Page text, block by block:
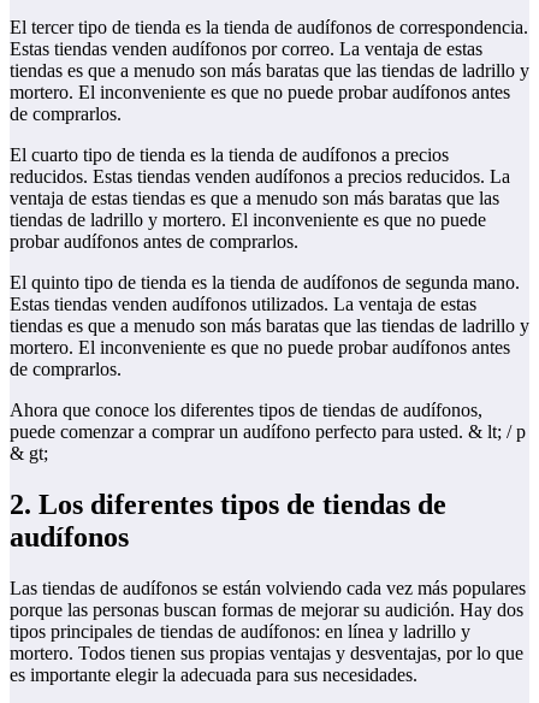
El tercer tipo de tienda es la tienda de audífonos de correspondencia.
Estas tiendas venden audífonos por correo. La ventaja de estas
tiendas es que a menudo son más baratas que las tiendas de ladrillo y
mortero. El inconveniente es que no puede probar audífonos antes
de comprarlos.
El cuarto tipo de tienda es la tienda de audífonos a precios
reducidos. Estas tiendas venden audífonos a precios reducidos. La
ventaja de estas tiendas es que a menudo son más baratas que las
tiendas de ladrillo y mortero. El inconveniente es que no puede
probar audífonos antes de comprarlos.
El quinto tipo de tienda es la tienda de audífonos de segunda mano.
Estas tiendas venden audífonos utilizados. La ventaja de estas
tiendas es que a menudo son más baratas que las tiendas de ladrillo y
mortero. El inconveniente es que no puede probar audífonos antes
de comprarlos.
Ahora que conoce los diferentes tipos de tiendas de audífonos,
puede comenzar a comprar un audífono perfecto para usted. & lt; / p
& gt;
2. Los diferentes tipos de tiendas de
audífonos
Las tiendas de audífonos se están volviendo cada vez más populares
porque las personas buscan formas de mejorar su audición. Hay dos
tipos principales de tiendas de audífonos: en línea y ladrillo y
mortero. Todos tienen sus propias ventajas y desventajas, por lo que
es importante elegir la adecuada para sus necesidades.